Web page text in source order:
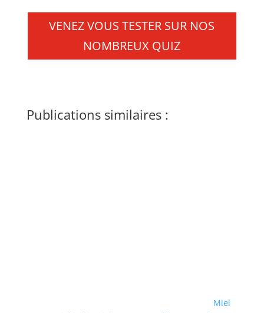
VENEZ VOUS TESTER SUR NOS
NOMBREUX QUIZ
Publications similaires :
Miel